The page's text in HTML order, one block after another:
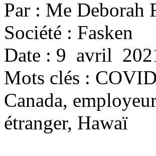
Par : Me Deborah
Société : Fasken
Date : 9 avril
Mots clés :
Canada,
étranger, Hawaï